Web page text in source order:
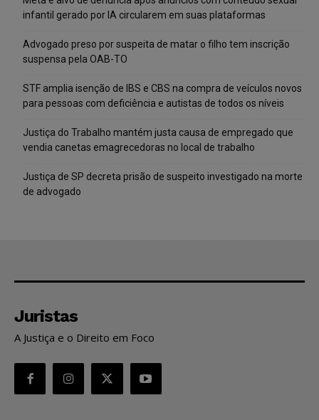
infantil gerado por IA circularem em suas plataformas
Advogado preso por suspeita de matar o filho tem inscrição
suspensa pela OAB-TO
STF amplia isenção de IBS e CBS na compra de veículos novos
para pessoas com deficiência e autistas de todos os níveis
Justiça do Trabalho mantém justa causa de empregado que
vendia canetas emagrecedoras no local de trabalho
Justiça de SP decreta prisão de suspeito investigado na morte
de advogado
Juristas
A Justiça e o Direito em Foco